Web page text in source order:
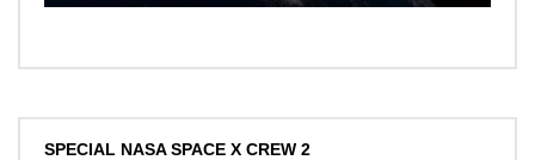
SPECIAL NASA SPACE X CREW 2